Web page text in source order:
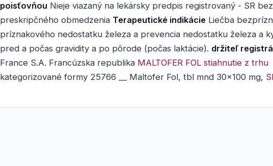
poisťovňou Nieje viazaný na lekársky predpis registrovaný - SR bez
preskripčného obmedzenia Terapeutické indikácie Liečba
príznakového nedostatku železa a prevencia nedostatku železa a
pred a počas gravidity a po pôrode (počas laktácie). držiteľ
France S.A. Francúzska republika MALTOFER FOL stiahnutie z trhu
kategorizované formy 25766 __ Maltofer Fol, tbl mnd 30x100 mg,